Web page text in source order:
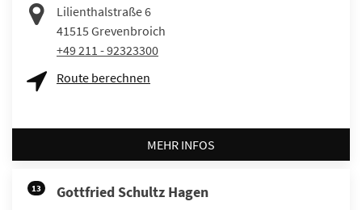
Lilienthalstraße 6
41515 Grevenbroich
+49 211 - 92323300
Route berechnen
MEHR INFOS
13 Gottfried Schultz Hagen